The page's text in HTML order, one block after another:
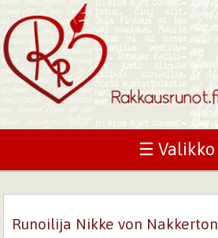
☰ Valikko
Runoilija Nikke von Nakkerton